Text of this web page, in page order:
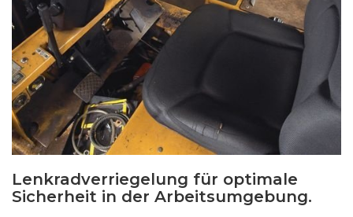
Lenkradverriegelung für optimale
Sicherheit in der Arbeitsumgebung.